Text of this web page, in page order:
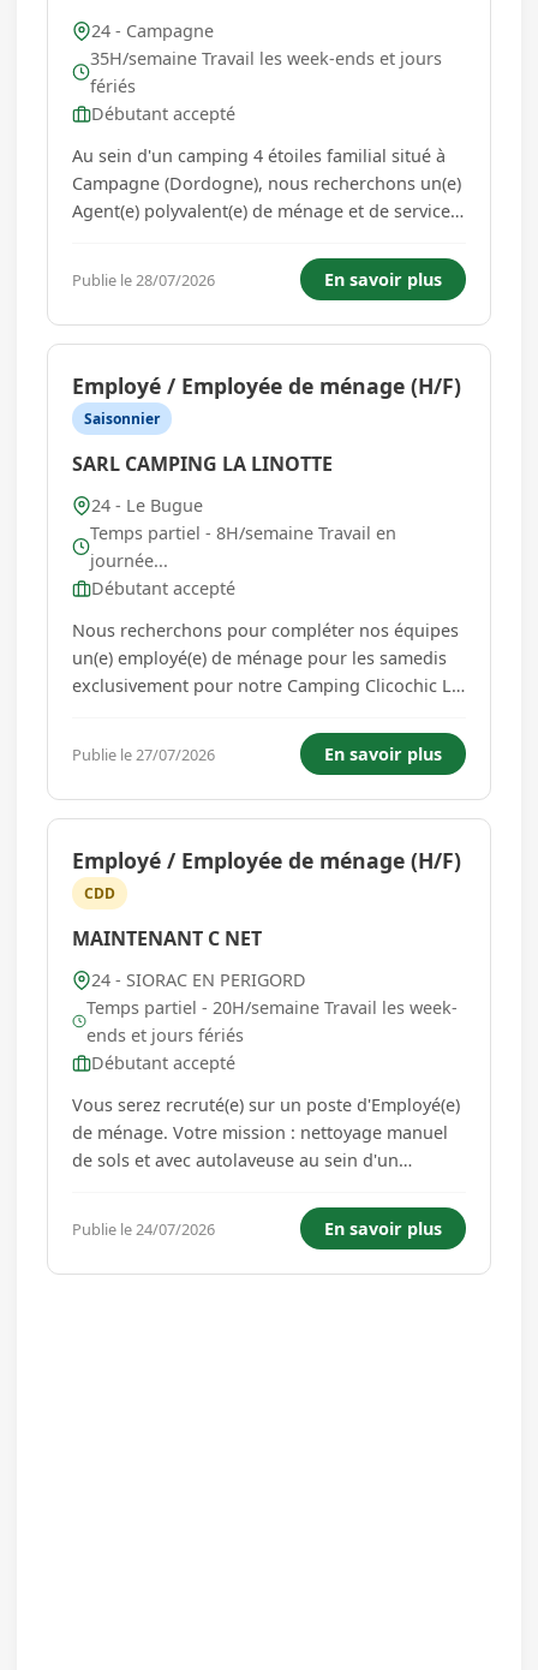
24 - Campagne
35H/semaine Travail les week-ends et jours
fériés
Débutant accepté
Au sein d'un camping 4 étoiles familial situé à
Campagne (Dordogne), nous recherchons un(e)
Agent(e) polyvalent(e) de ménage et de service
des hébergements locatifs le week-end (mobil-
homes, c...
Publie le 28/07/2026 En savoir plus
Employé / Employée de ménage (H/F)
Saisonnier
SARL CAMPING LA LINOTTE
24 - Le Bugue
Temps partiel - 8H/semaine Travail en
journée...
Débutant accepté
Nous recherchons pour compléter nos équipes
un(e) employé(e) de ménage pour les samedis
exclusivement pour notre Camping Clicochic La
pour travailler dans l'un des plus beaux
campings de votre région. Période du contrat :
les samedis du mois d'aoû...
Publie le 27/07/2026 En savoir plus
Employé / Employée de ménage (H/F)
CDD
MAINTENANT C NET
24 - SIORAC EN PERIGORD
Temps partiel - 20H/semaine Travail les week-
ends et jours fériés
Débutant accepté
Vous serez recruté(e) sur un poste d'Employé(e)
de ménage. Votre mission : nettoyage manuel
de sols et avec autolaveuse au sein d'un
heures par semaine, les horaires sont flexibles,
modulation d'heures possible ...
Publie le 24/07/2026 En savoir plus